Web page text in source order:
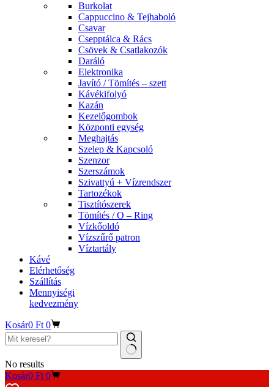
Burkolat
Cappuccino & Tejhaboló
Csavar
Csepptálca & Rács
Csövek & Csatlakozók
Daráló
Elektronika
Javító / Tömítés – szett
Kávékifolyó
Kazán
Kezelőgombok
Központi egység
Meghajtás
Szelep & Kapcsoló
Szenzor
Szerszámok
Szivattyú + Vízrendszer
Tartozékok
Tisztítószerek
Tömítés / O – Ring
Vízkőoldó
Vízszűrő patron
Víztartály
Kávé
Elérhetőség
Szállítás
Mennyiségi
kedvezmény
Kosár0 Ft 0
No results
Kosár0 Ft 0